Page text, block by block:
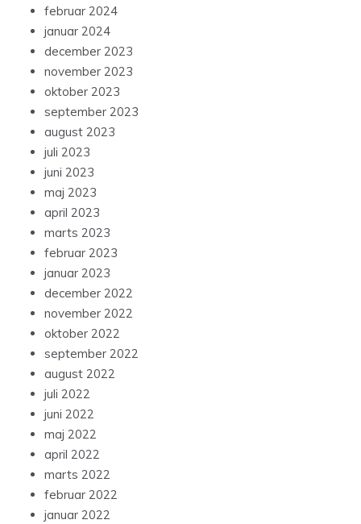
februar 2024
januar 2024
december 2023
november 2023
oktober 2023
september 2023
august 2023
juli 2023
juni 2023
maj 2023
april 2023
marts 2023
februar 2023
januar 2023
december 2022
november 2022
oktober 2022
september 2022
august 2022
juli 2022
juni 2022
maj 2022
april 2022
marts 2022
februar 2022
januar 2022